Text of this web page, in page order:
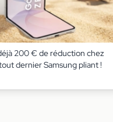
200 € de réduction chez
dernier Samsung pliant !